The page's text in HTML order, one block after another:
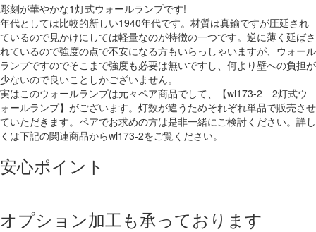
彫刻が華やかな1灯式ウォールランプです!
年代としては比較的新しい1940年代です。材質は真鍮ですが圧延され
ているので見かけにしては軽量なのが特徴の一つです。逆に薄く延ばさ
れているので強度の点で不安になる方もいらっしゃいますが、ウォール
ランプですのでそこまで強度も必要は無いですし、何より壁への負担が
少ないので良いことしかございません。
実はこのウォールランプは元々ペア商品でして、【wl173-2 2灯式ウ
ォールランプ】がございます。灯数が違うためそれぞれ単品で販売させ
ていただきます。ペアでお求めの方は是非一緒にご検討ください。詳し
くは下記の関連商品からwl173-2をご覧ください。
安心ポイント
オプション加工も承っております